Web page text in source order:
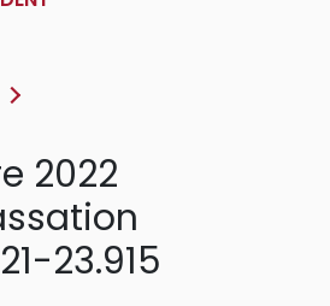
2022
23.915